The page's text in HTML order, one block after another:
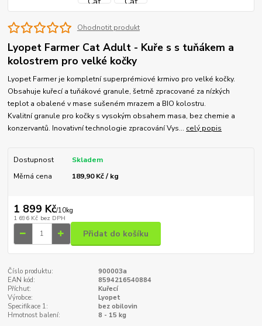
Ohodnotit produkt
Lyopet Farmer Cat Adult - Kuře s s tuňákem a
kolostrem pro velké kočky
Lyopet Farmer je kompletní superprémiové krmivo pro velké kočky.
Obsahuje kuřecí a tuňákové granule, šetrně zpracované za nízkých
teplot a obalené v mase sušeném mrazem a BIO kolostru.
Kvalitní granule pro kočky s vysokým obsahem masa, bez chemie a
konzervantů. Inovativní technologie zpracování Vys... celý popis
Dostupnost
Skladem
Měrná cena
189,90 Kč / kg
1 899 Kč/10kg
1 696 Kč bez DPH
Přidat do košíku
Číslo produktu:
900003a
EAN kód:
8594216540884
Příchuť:
Kuřecí
Výrobce:
Lyopet
Specifikace 1:
bez obilovin
Hmotnost balení:
8 - 15 kg